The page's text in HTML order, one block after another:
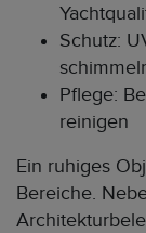
Schutz:
Pflege:
reinigen
Ein ruhiges
Bereiche.